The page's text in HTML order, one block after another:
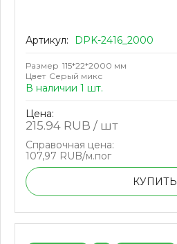
Артикул: DPK-2416_2000
Размер 115*22*2000 мм
Цвет Серый микс
В наличии 1 шт.
Цена:
215.94 RUB / шт
Справочная цена:
107,97 RUB/м.пог
КУПИТЬ